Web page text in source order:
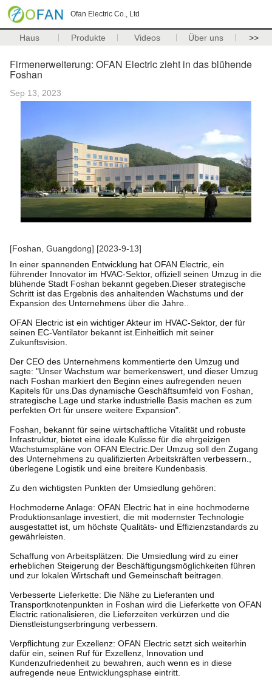
Ofan Electric Co., Ltd
Haus Produkte Videos Über uns >>
Firmenerweiterung: OFAN Electric zieht in das blühende
Foshan
Sep 13, 2023
[Foshan, Guangdong] [2023-9-13]
In einer spannenden Entwicklung hat OFAN Electric, ein
führender Innovator im HVAC-Sektor, offiziell seinen Umzug in die
blühende Stadt Foshan bekannt gegeben.Dieser strategische
Schritt ist das Ergebnis des anhaltenden Wachstums und der
Expansion des Unternehmens über die Jahre..
OFAN Electric ist ein wichtiger Akteur im HVAC-Sektor, der für
seinen EC-Ventilator bekannt ist.Einheitlich mit seiner
Zukunftsvision.
Der CEO des Unternehmens kommentierte den Umzug und
sagte: "Unser Wachstum war bemerkenswert, und dieser Umzug
nach Foshan markiert den Beginn eines aufregenden neuen
Kapitels für uns.Das dynamische Geschäftsumfeld von Foshan,
strategische Lage und starke industrielle Basis machen es zum
perfekten Ort für unsere weitere Expansion".
Foshan, bekannt für seine wirtschaftliche Vitalität und robuste
Infrastruktur, bietet eine ideale Kulisse für die ehrgeizigen
Wachstumspläne von OFAN Electric.Der Umzug soll den Zugang
des Unternehmens zu qualifizierten Arbeitskräften verbessern.,
überlegene Logistik und eine breitere Kundenbasis.
Zu den wichtigsten Punkten der Umsiedlung gehören:
Hochmoderne Anlage: OFAN Electric hat in eine hochmoderne
Produktionsanlage investiert, die mit modernster Technologie
ausgestattet ist, um höchste Qualitäts- und Effizienzstandards zu
gewährleisten.
Schaffung von Arbeitsplätzen: Die Umsiedlung wird zu einer
erheblichen Steigerung der Beschäftigungsmöglichkeiten führen
und zur lokalen Wirtschaft und Gemeinschaft beitragen.
Verbesserte Lieferkette: Die Nähe zu Lieferanten und
Transportknotenpunkten in Foshan wird die Lieferkette von OFAN
Electric rationalisieren, die Lieferzeiten verkürzen und die
Dienstleistungserbringung verbessern.
Verpflichtung zur Exzellenz: OFAN Electric setzt sich weiterhin
dafür ein, seinen Ruf für Exzellenz, Innovation und
Kundenzufriedenheit zu bewahren, auch wenn es in diese
aufregende neue Entwicklungsphase eintritt.